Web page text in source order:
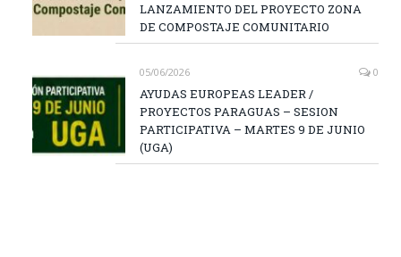
LANZAMIENTO DEL PROYECTO ZONA
DE COMPOSTAJE COMUNITARIO
05/06/2026 0
AYUDAS EUROPEAS LEADER /
PROYECTOS PARAGUAS – SESION
PARTICIPATIVA – MARTES 9 DE JUNIO
(UGA)